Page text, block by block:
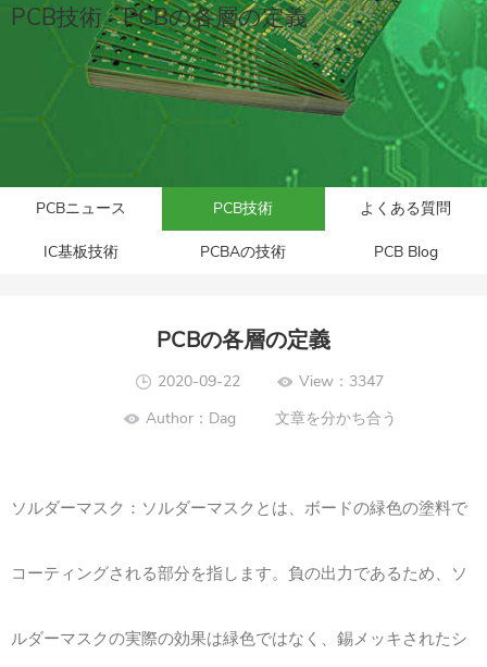
PCB技術 - PCBの各層の定義
PCBニュース PCB技術 よくある質問
IC基板技術 PCBAの技術 PCB Blog
PCBの各層の定義
2020-09-22
View：3347
Author：Dag 文章を分かち合う
ソルダーマスク：ソルダーマスクとは、ボードの緑色の塗料で
コーティングされる部分を指します。負の出力であるため、ソ
ルダーマスクの実際の効果は緑色ではなく、錫メッキされたシ